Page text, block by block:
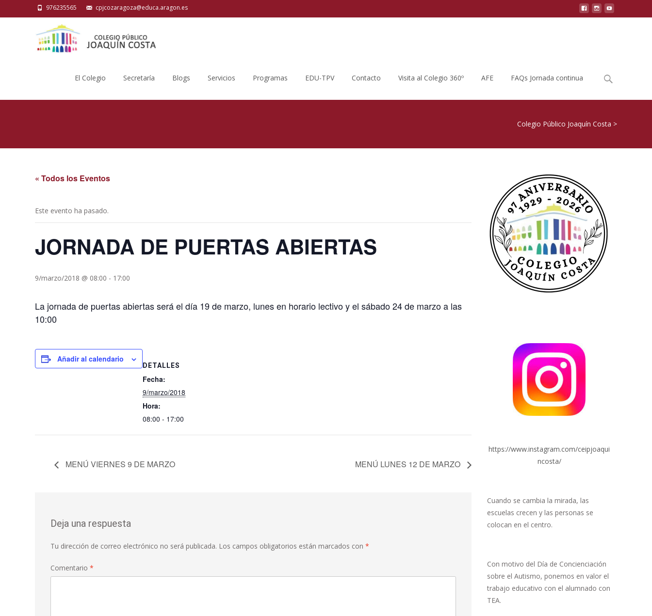
976235565 cpjcozaragoza@educa.aragon.es
El Colegio Secretaría Blogs Servicios Programas EDU-TPV Contacto Visita al Colegio 360º AFE FAQs Jornada continua
Buscar
por:
Colegio Público Joaquín Costa >
« Todos los Eventos
Este evento ha pasado.
JORNADA DE PUERTAS ABIERTAS
9/marzo/2018 @ 08:00 - 17:00
La jornada de puertas abiertas será el día 19 de marzo, lunes en horario lectivo y el sábado 24 de marzo a las
10:00
Añadir al calendario
DETALLES
Fecha:
9/marzo/2018
Hora:
08:00 - 17:00
MENÚ VIERNES 9 DE MARZO MENÚ LUNES 12 DE MARZO
Deja una respuesta
Tu dirección de correo electrónico no será publicada. Los campos obligatorios están marcados con *
Comentario *
https://www.instagram.com/ceipjoaqui
ncosta/
Cuando se cambia la mirada, las
escuelas crecen y las personas se
colocan en el centro.
Con motivo del Día de Concienciación
sobre el Autismo, ponemos en valor el
trabajo educativo con el alumnado con
TEA.